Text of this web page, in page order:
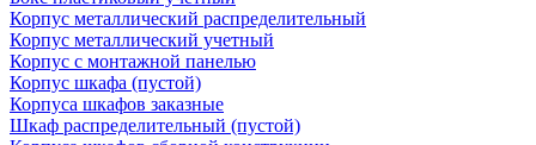
Корпус металлический распределительный
Корпус металлический учетный
Корпус с монтажной панелью
Корпус шкафа (пустой)
Корпуса шкафов заказные
Шкаф распределительный (пустой)